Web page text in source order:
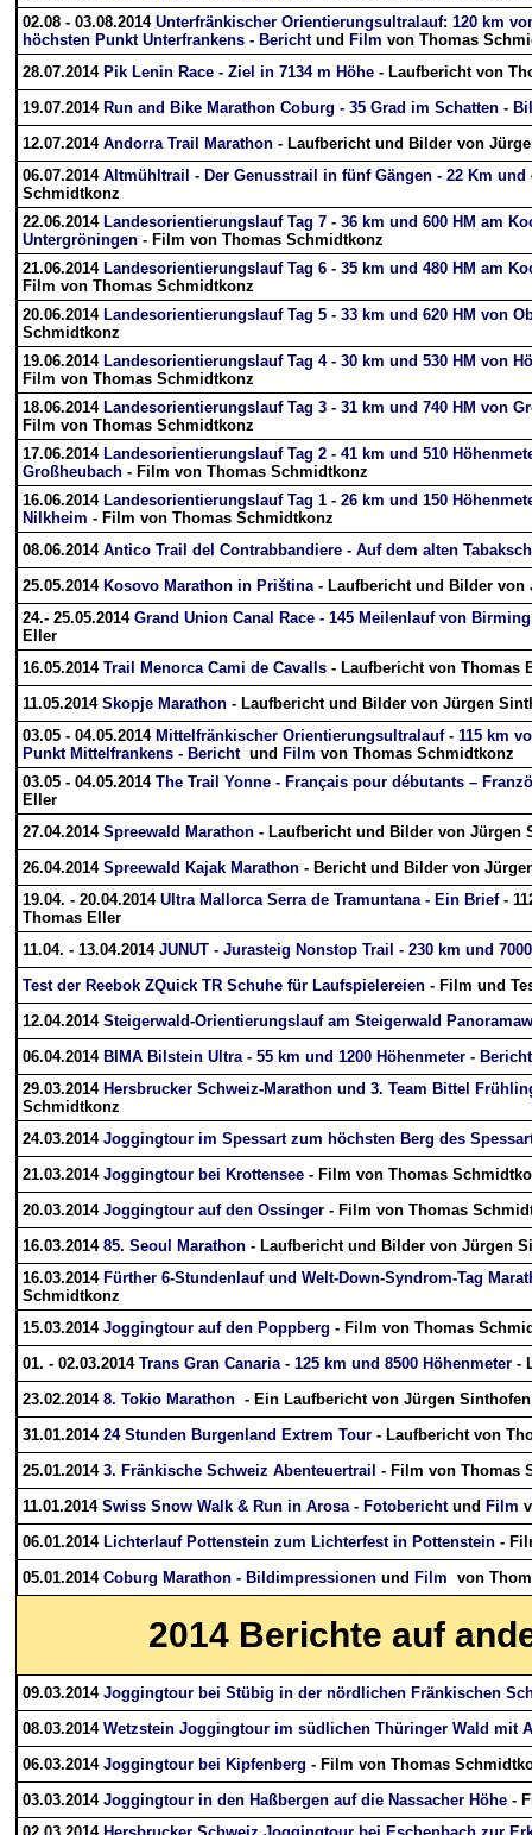
02.08 - 03.08.2014 Unterfränkischer Orientierungsultralauf: 120 km
höchsten Punkt Unterfrankens - Berichtund Film von Thomas
28.07.2014 Pik Lenin Race - Ziel in 7134 m Höhe - Laufbericht von
19.07.2014 Run and Bike Marathon Coburg - 35 Grad im Schatten -
12.07.2014 Andorra Trail Marathon - Laufbericht und Bilder von
06.07.2014 Altmühltrail - Der Genusstrail in fünf Gängen - 22 Km und
Schmidtkonz
22.06.2014 Landesorientierungslauf Tag 7 - 36 km und 600 HM am
Untergröningen - Film von Thomas Schmidtkonz
21.06.2014 Landesorientierungslauf Tag 6 - 35 km und 480 HM am
Film von Thomas Schmidtkonz
20.06.2014 Landesorientierungslauf Tag 5 - 33 km und 620 HM von
Schmidtkonz
19.06.2014 Landesorientierungslauf Tag 4 - 30 km und 530 HM von
Film von Thomas Schmidtkonz
18.06.2014 Landesorientierungslauf Tag 3 - 31 km und 740 HM von
Film von Thomas Schmidtkonz
17.06.2014 Landesorientierungslauf Tag 2 - 41 km und 510
Großheubach - Film von Thomas Schmidtkonz
16.06.2014 Landesorientierungslauf Tag 1 - 26 km und 150
Nilkheim - Film von Thomas Schmidtkonz
08.06.2014 Antico Trail del Contrabbandiere - Auf dem alten
25.05.2014 Kosovo Marathon in Priština- Laufbericht und Bilder von
24.- 25.05.2014 Grand Union Canal Race - 145 Meilenlauf von
Eller
16.05.2014 Trail Menorca Cami de Cavalls - Laufbericht von Thomas
11.05.2014 Skopje Marathon - Laufbericht und Bilder von Jürgen
03.05 - 04.05.2014 Mittelfränkischer Orientierungsultralauf - 115 km
Punkt Mittelfrankens - Berichtund Film von Thomas Schmidtkonz
03.05 - 04.05.2014 The Trail Yonne - Français pour débutants –
Eller
27.04.2014 Spreewald Marathon - Laufbericht und Bilder von Jürgen
26.04.2014 Spreewald Kajak Marathon - Bericht und Bilder von
19.04. - 20.04.2014 Ultra Mallorca Serra de Tramuntana - Ein Brief -
Thomas Eller
11.04. - 13.04.2014 JUNUT - Jurasteig Nonstop Trail - 230 km und
Test der Reebok ZQuick TR Schuhe für Laufspielereien - Film und
12.04.2014 Steigerwald-Orientierungslauf am Steigerwald
06.04.2014 BIMA Bilstein Ultra - 55 km und 1200 Höhenmeter - Bericht
29.03.2014 Hersbrucker Schweiz-Marathon und 3. Team Bittel
Schmidtkonz
24.03.2014 Joggingtour im Spessart zum höchsten Berg des
21.03.2014 Joggingtour bei Krottensee - Film von Thomas
20.03.2014 Joggingtour auf den Ossinger - Film von Thomas
16.03.2014 85. Seoul Marathon - Laufbericht und Bilder von Jürgen
16.03.2014 Fürther 6-Stundenlauf und Welt-Down-Syndrom-Tag
Schmidtkonz
15.03.2014 Joggingtour auf den Poppberg - Film von Thomas
01. - 02.03.2014 Trans Gran Canaria - 125 km und 8500 Höhenmeter -
23.02.2014 8. Tokio Marathon - Ein Laufbericht von Jürgen Sinthofen
31.01.2014 24 Stunden Burgenland Extrem Tour - Laufbericht von
25.01.2014 3. Fränkische Schweiz Abenteuertrail - Film von Thomas
11.01.2014 Swiss Snow Walk & Run in Arosa - Fotoberichtund Film
06.01.2014 Lichterlauf Pottenstein zum Lichterfest in Pottenstein -
05.01.2014 Coburg Marathon - Bildimpressionen und Film von
2014Berichte auf
09.03.2014 Joggingtour bei Stübig in der nördlichen Fränkischen
08.03.2014 Wetzstein Joggingtour im südlichen Thüringer Wald mit
06.03.2014 Joggingtour bei Kipfenberg - Film von Thomas
03.03.2014 Joggingtour in den Haßbergen auf die Nassacher Höhe -